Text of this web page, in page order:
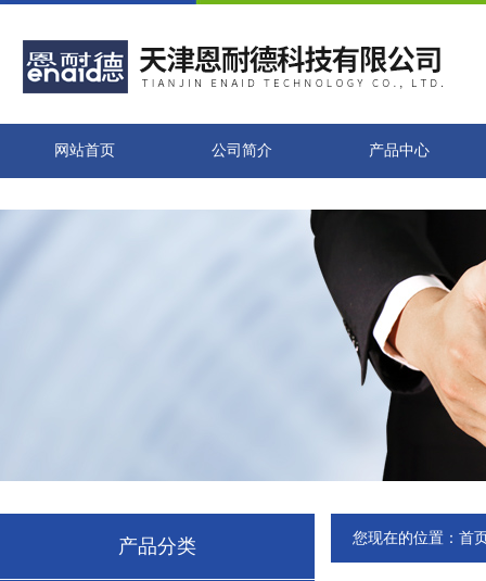
网站首页 公司简介 产品中心
产品分类 您现在的位置： 首